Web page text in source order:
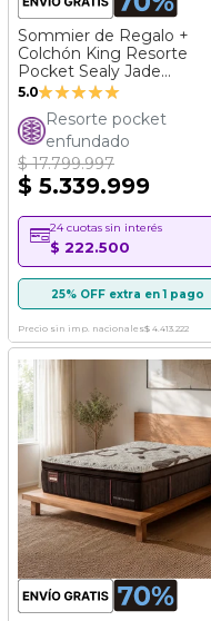
Sommier de Regalo +
Colchón King Resorte
Pocket Sealy Jade
(180x200)
5.0Valoración:
100%
Resorte pocket
enfundado
$ 17.799.997
$ 5.339.999
24 cuotas sin interés
$ 222.500
25% OFF extra en 1 pago
Precio sin imp. nacionales$ 4.413.222